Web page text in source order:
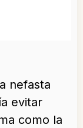
nefasta
evitar
como la